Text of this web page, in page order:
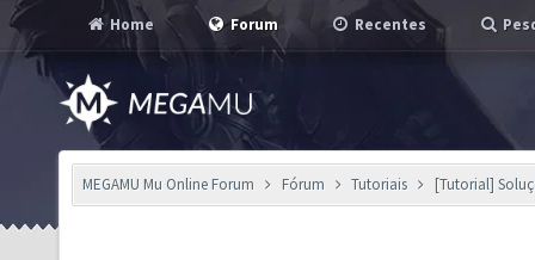
Home Forum Recentes
MEGAMU Mu Online Forum Fórum Tutoriais [Tutorial]